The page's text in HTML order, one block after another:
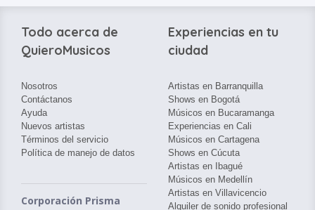
Todo acerca de
QuieroMusicos
Nosotros
Contáctanos
Ayuda
Nuevos artistas
Términos del servicio
Política de manejo de datos
Corporación Prisma
Experiencias en tu
ciudad
Artistas en Barranquilla
Shows en Bogotá
Músicos en Bucaramanga
Experiencias en Cali
Músicos en Cartagena
Shows en Cúcuta
Artistas en Ibagué
Músicos en Medellín
Artistas en Villavicencio
Alquiler de sonido profesional